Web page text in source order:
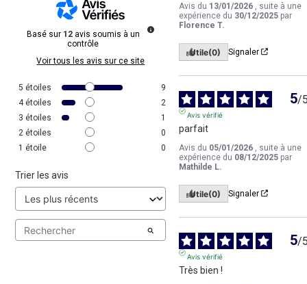
Basé sur 12 avis soumis à un
contrôle
Voir tous les avis sur ce site
5 étoiles
9
4 étoiles
2
3 étoiles
1
2 étoiles
0
1 étoile 0
Trier les avis
Avis du 13/01/2026
, suite à une
expérience du 30/12/2025 par
Florence T.
Utile(0) Signaler
5/
Avis vérifié
parfait
Avis du 05/01/2026
, suite à une
expérience du 08/12/2025 par
Mathilde L.
Utile(0) Signaler
5/
Avis vérifié
Très bien !
Rechercher :